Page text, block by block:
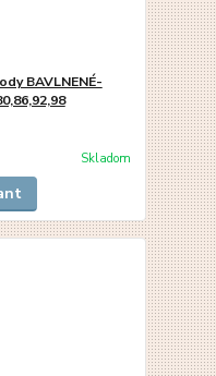
BAVLNENÉ-
Skladom